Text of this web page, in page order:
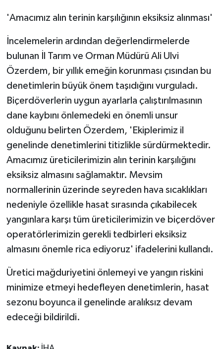
'Amacımız alın terinin karşılığının eksiksiz alınması'
İncelemelerin ardından değerlendirmelerde
bulunan İl Tarım ve Orman Müdürü Ali Ulvi
Özerdem, bir yıllık emeğin korunması çısından bu
denetimlerin büyük önem taşıdığını vurguladı.
Biçerdöverlerin uygun ayarlarla çalıştırılmasının
dane kaybını önlemedeki en önemli unsur
olduğunu belirten Özerdem, 'Ekiplerimiz il
genelinde denetimlerini titizlikle sürdürmektedir.
Amacımız üreticilerimizin alın terinin karşılığını
eksiksiz almasını sağlamaktır. Mevsim
normallerinin üzerinde seyreden hava sıcaklıkları
nedeniyle özellikle hasat sırasında çıkabilecek
yangınlara karşı tüm üreticilerimizin ve biçerdöver
operatörlerimizin gerekli tedbirleri eksiksiz
almasını önemle rica ediyoruz' ifadelerini kullandı.
Üretici mağduriyetini önlemeyi ve yangın riskini
minimize etmeyi hedefleyen denetimlerin, hasat
sezonu boyunca il genelinde aralıksız devam
edeceği bildirildi.